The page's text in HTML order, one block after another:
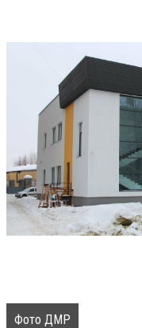
Фото ДМР